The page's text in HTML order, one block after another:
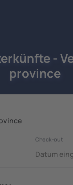
-
province